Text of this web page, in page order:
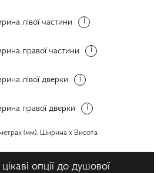
лівої частини
правої частини
лівої дверки
правої дверки
(мм). Ширина x Висота
опції до душової